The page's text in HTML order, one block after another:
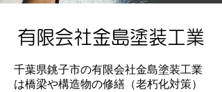
有限会社金島塗装工業
千葉県銚子市の有限会社金島塗装工業
は橋梁や構造物の修繕（老朽化対策）